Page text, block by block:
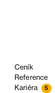
Ceník
Reference
Kariéra 5